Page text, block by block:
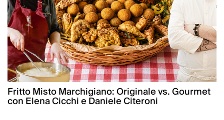
Fritto Misto Marchigiano: Originale vs. Gourmet
con Elena Cicchi e Daniele Citeroni